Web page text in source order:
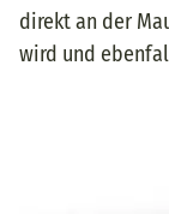
direkt an der
wird und